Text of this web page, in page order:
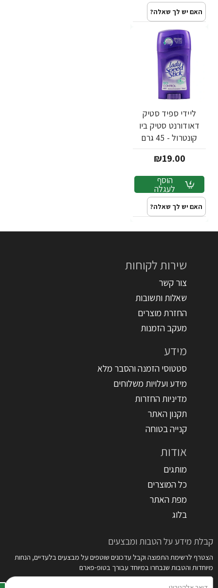
האם יש לך שאלה?
ליידי ספיד סטיק
דאודורנט סטיק ביו
קונטרול - 45 גרם
₪19.00
הוסף
לעגלה
האם יש לך שאלה?
שירות לקוחות
צור קשר
שאלות ותשובות
החזרת מוצרים
מעקב הזמנות
מידע
סטטוסי הזמנה והסבר מלא
מידע ועלויות משלוחים
מדיניות החזרות
תקנון האתר
קנייה בטוחה
אודות
מותגים
כל המוצרים
מפת האתר
בלוג
קבלת מידע על הטבות ומבצעים
הצטרף לרשימת התפוצה וקבל עדכונים שוטפים על מבצעים בלעדיים, הנחות
מיוחדות והטבות שנבחרו במיוחד עבורך בטופ-פארם